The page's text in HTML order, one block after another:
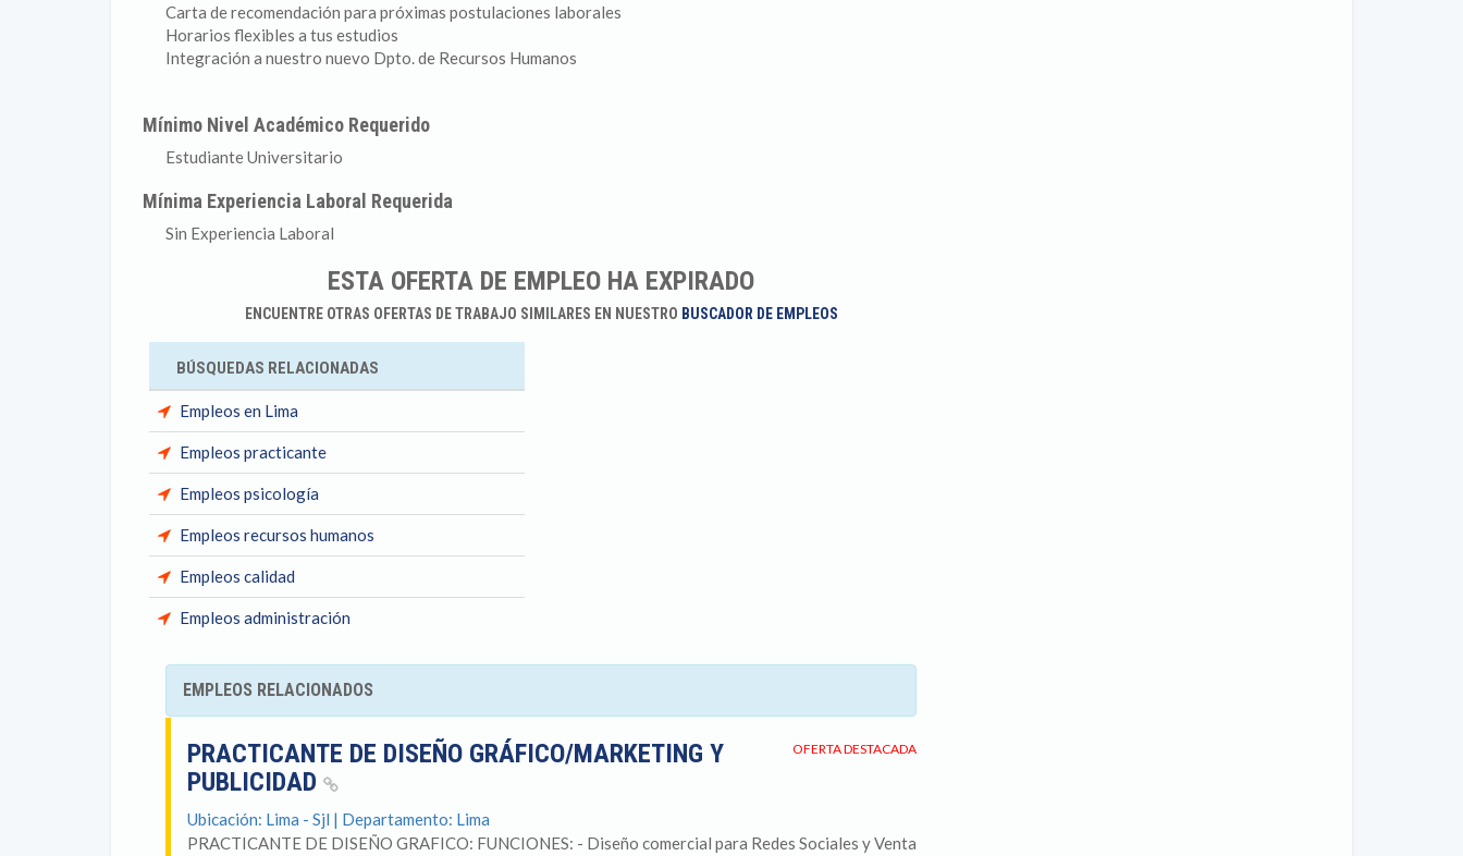
Carta de recomendación para próximas postulaciones laborales
Horarios flexibles a tus estudios
Integración a nuestro nuevo Dpto. de Recursos Humanos
Mínimo Nivel Académico Requerido
Estudiante Universitario
Mínima Experiencia Laboral Requerida
Sin Experiencia Laboral
ESTA OFERTA DE EMPLEO HA EXPIRADO
ENCUENTRE OTRAS OFERTAS DE TRABAJO SIMILARES EN NUESTRO BUSCADOR DE EMPLEOS
BÚSQUEDAS RELACIONADAS
Empleos en Lima
Empleos practicante
Empleos psicología
Empleos recursos humanos
Empleos calidad
Empleos administración
EMPLEOS RELACIONADOS
OFERTA DESTACADA
PRACTICANTE DE DISEÑO GRÁFICO/MARKETING Y
PUBLICIDAD
Ubicación: Lima - Sjl | Departamento: Lima
PRACTICANTE DE DISEÑO GRAFICO: FUNCIONES: - Diseño comercial para Redes Sociales y Venta